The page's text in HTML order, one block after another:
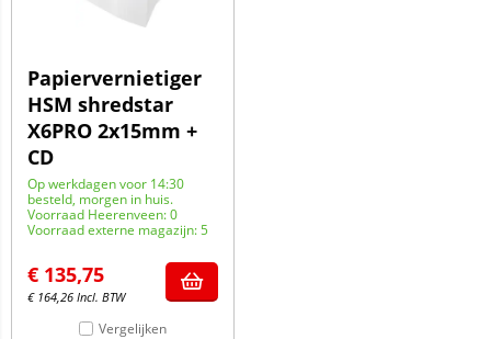
Papiervernietiger
HSM shredstar
X6PRO 2x15mm +
CD
Op werkdagen voor 14:30
besteld, morgen in huis.
Voorraad Heerenveen: 0
Voorraad externe magazijn: 5
€ 135,75
€ 164,26 Incl. BTW
Vergelijken